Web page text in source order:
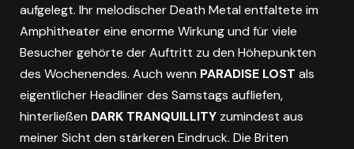
aufgelegt. Ihr melodischer Death Metal entfaltete im
Amphitheater eine enorme Wirkung und für viele
Besucher gehörte der Auftritt zu den Höhepunkten
des Wochenendes. Auch wenn PARADISE LOST als
eigentlicher Headliner des Samstags aufliefen,
hinterließen DARK TRANQUILLITY zumindest aus
meiner Sicht den stärkeren Eindruck. Die Briten